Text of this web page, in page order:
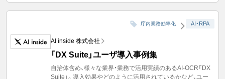
庁内業務効率化 AI・RPA
AI inside 株式会社
「DX Suite」ユーザ導入事例集
自治体含め、様々な業界・業務で活用実績のあるAI-OCR「DX
Suite」。導入効果やどのように活用されているかなど、ユー